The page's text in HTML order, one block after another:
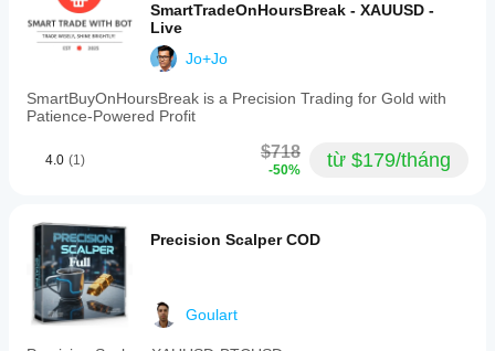
SmartTradeOnHoursBreak - XAUUSD -
Live
Jo+Jo
SmartBuyOnHoursBreak is a Precision Trading for Gold with
Patience-Powered Profit
4.0 (1) $718
-50% từ $179/tháng
Precision Scalper COD
Goulart